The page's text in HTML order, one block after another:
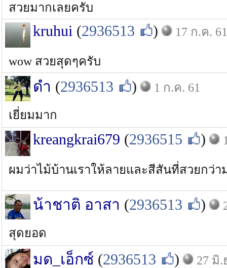
สวยมากเลยครับ
kruhui (2936513 ) 17 ก.ค. 61
wow สวยสุดๆครับ
ดำ (2936513 ) 1 ก.ค. 61
เยี่ยมมาก
kreangkrai679 (2936515 )
ผมว่าไม้บ้านเราให้ลายและสีสันที่สวยกว่
น้าชาติ อาสา (2936513 )
สุดยอด
มด_เอ็กซ์ (2936513 ) 27 มิ.